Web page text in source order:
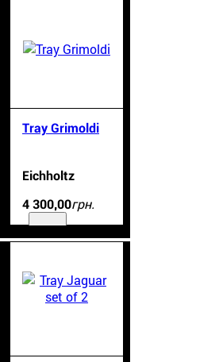
Tray Grimoldi
Eichholtz
4 300,00грн.